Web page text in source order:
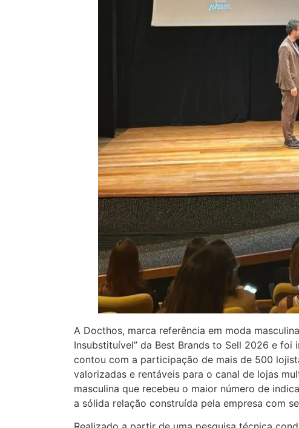
A Docthos, marca referência em moda
Insubstituível” da Best Brands to Sell 2026 e
contou com a participação de mais de 500
valorizadas e rentáveis para o canal de lojas
masculina que recebeu o maior número de
a sólida relação construída pela empresa com